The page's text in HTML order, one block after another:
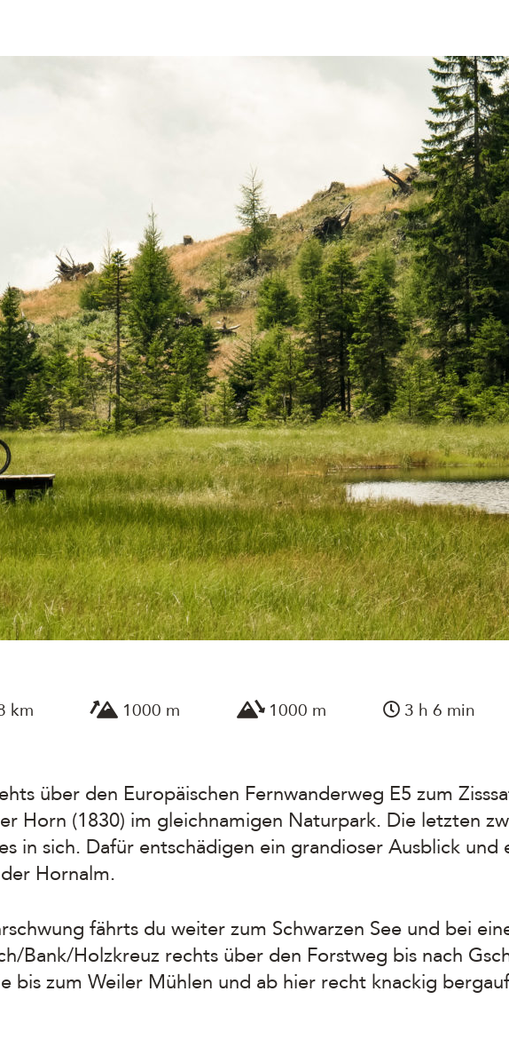
km 1000 m 1000 m 3 h 6 min
über den Europäischen Fernwanderweg E5 zum
Horn (1830) im gleichnamigen Naturpark. Die letzten
in sich. Dafür entschädigen ein grandioser Ausblick und
Hornalm.
fährts du weiter zum Schwarzen See und bei
Bank/Holzkreuz rechts über den Forstweg bis nach
bis zum Weiler Mühlen und ab hier recht knackig